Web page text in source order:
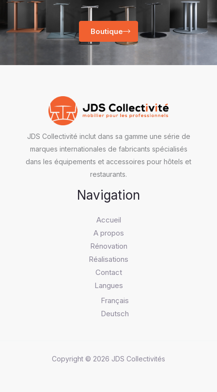
Boutique
JDS Collectivité inclut dans sa gamme une série de
marques internationales de fabricants spécialisés
dans les équipements et accessoires pour hôtels et
restaurants.
Navigation
Accueil
A propos
Rénovation
Réalisations
Contact
Langues
Français
Deutsch
Copyright © 2026 JDS Collectivités